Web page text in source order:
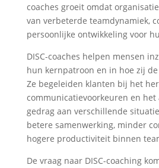
coaches groeit omdat
van verbeterde teamdynamiek,
persoonlijke ontwikkeling voor
DISC-coaches helpen mensen
hun kernpatroon en in hoe zij
Ze begeleiden klanten bij het
communicatievoorkeuren en het
gedrag aan verschillende
betere samenwerking, minder
hogere productiviteit binnen
De vraag naar DISC-coaching